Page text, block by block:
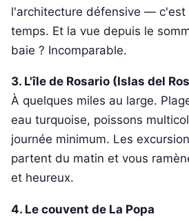
l'architecture défensive — c'est
temps. Et la vue depuis le
baie ? Incomparable.
3. L'île de Rosario (Islas del
À quelques miles au large.
eau turquoise, poissons
journée minimum. Les
partent du matin et vous
et heureux.
4. Le couvent de La Popa